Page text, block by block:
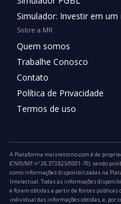
Simulador: Investir em
Sobre a MR
Quem somos
Trabalhe Conosco
Contato
Política de Privacidade
Termos de uso
A Plataforma maisretorno.com é de
(CNPJ/MF nº 28.373.825/0001-70), sendo
como informações disponibilizadas na
Intelectual. Todas as informações
e foram obtidas a partir de fontes públicas
individual das informações obtidas, e, por